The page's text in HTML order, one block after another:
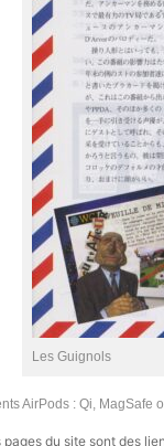
Les Guignols
AirPods : Qi, MagSafe
pages du site sont des